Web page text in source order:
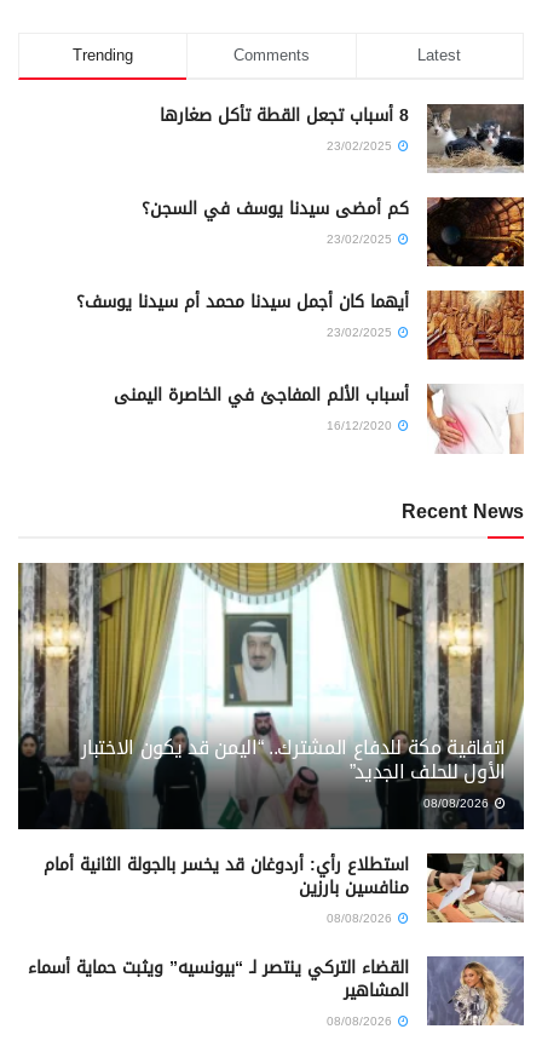
Trending Comments Latest
8 أسباب تجعل القطة تأكل صغارها
23/02/2025
كم أمضى سيدنا يوسف في السجن؟
23/02/2025
أيهما كان أجمل سيدنا محمد أم سيدنا يوسف؟
23/02/2025
أسباب الألم المفاجئ في الخاصرة اليمنى
16/12/2020
Recent News
اتفاقية مكة للدفاع المشترك.. “اليمن قد يكون الاختبار
الأول للحلف الجديد”
08/08/2026
استطلاع رأي: أردوغان قد يخسر بالجولة الثانية أمام
منافسين بارزين
08/08/2026
القضاء التركي ينتصر لـ “بيونسيه” ويثبت حماية أسماء
المشاهير
08/08/2026